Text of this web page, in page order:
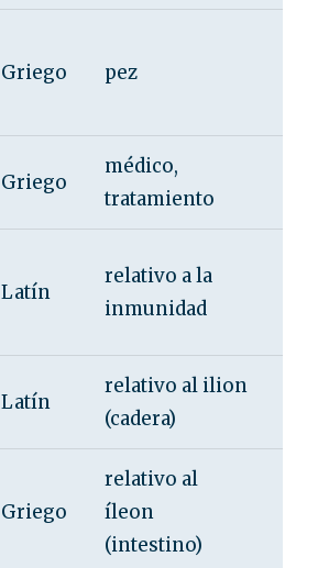
Griego pez
Griego
médico,
tratamiento
Latín
relativo a la
inmunidad
Latín
relativo al ilion
(cadera)
Griego
relativo al
íleon
(intestino)